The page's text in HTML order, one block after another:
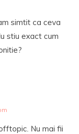
simtit ca ceva
stiu exact cum
Nu mai fii